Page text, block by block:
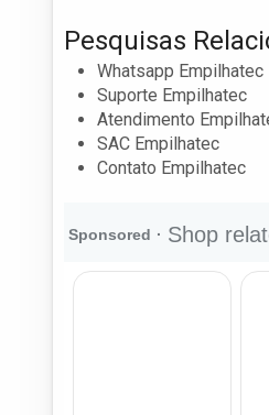
Pesquisas
Whatsapp Empilhatec
Suporte Empilhatec
Atendimento
SAC Empilhatec
Contato Empilhatec